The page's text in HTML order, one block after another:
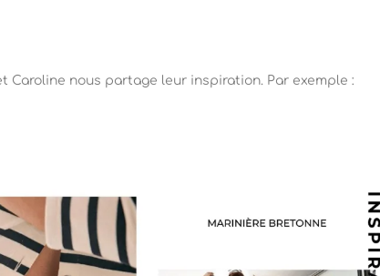
Caroline nous partage leur inspiration. Par exemple :